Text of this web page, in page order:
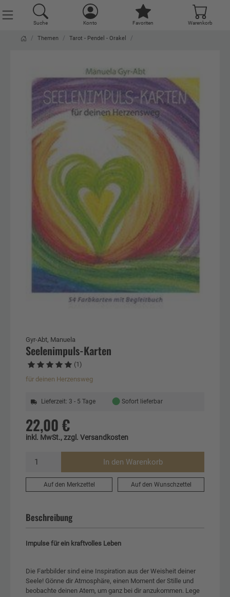
Suche Konto Favoriten Warenkorb
Themen Tarot - Pendel - Orakel
Gyr-Abt, Manuela
Seelenimpuls-Karten
(1)
für deinen Herzensweg
Lieferzeit: 3 - 5 Tage ● Sofort lieferbar
22,00 €
inkl. MwSt., zzgl. Versandkosten
In den Warenkorb
Auf den Merkzettel Auf den Wunschzettel
Beschreibung
Impulse für ein kraftvolles Leben
Die Farbbilder sind eine Inspiration aus der Weisheit deiner
Seele! Gönne dir Atmosphäre, einen Moment der Stille und
beobachte deinen Atem, um ganz bei dir anzukommen. Lege